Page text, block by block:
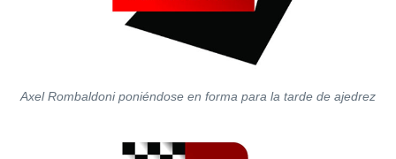
Axel Rombaldoni poniéndose en forma para la tarde de ajedrez